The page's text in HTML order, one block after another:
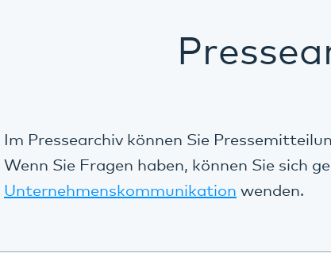
Im Pressearchiv können Sie
Wenn Sie Fragen haben, können Sie sich
Unternehmenskommunikation wenden.